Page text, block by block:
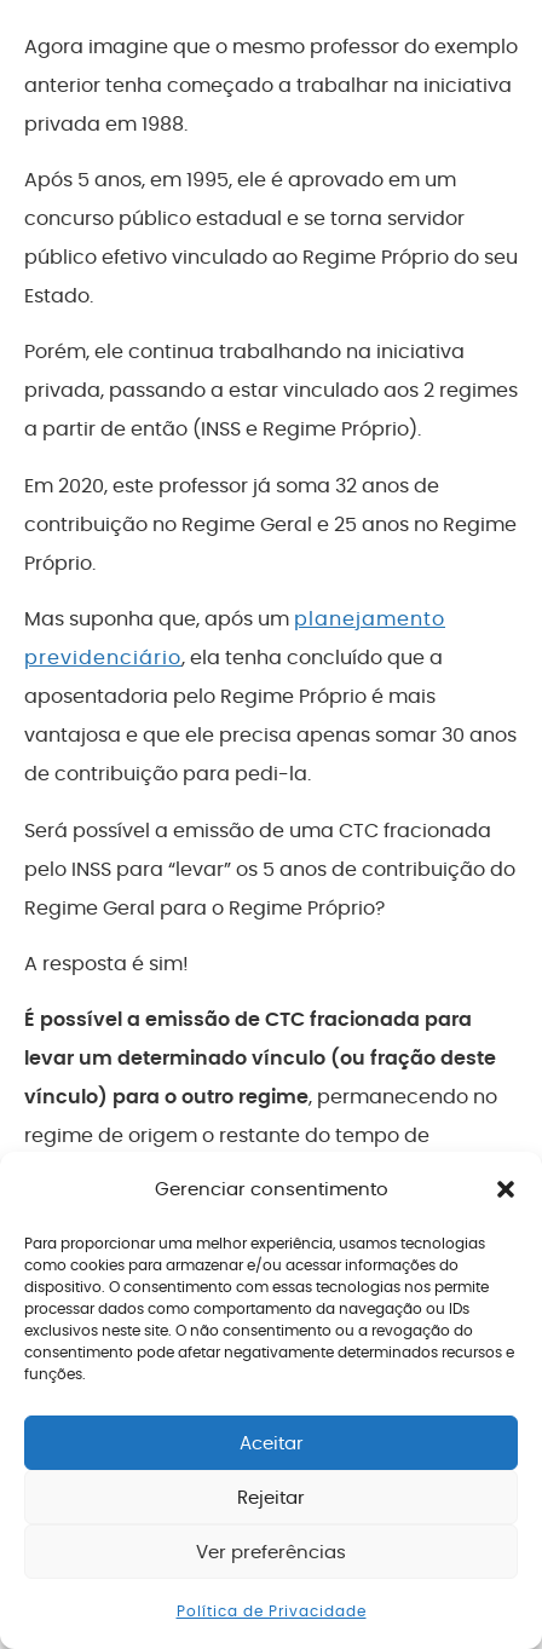
Gerenciar consentimento
Para proporcionar uma melhor experiência, usamos tecnologias
como cookies para armazenar e/ou acessar informações do
dispositivo. O consentimento com essas tecnologias nos permite
processar dados como comportamento da navegação ou IDs
exclusivos neste site. O não consentimento ou a revogação do
consentimento pode afetar negativamente determinados recursos e
funções.
Aceitar
Rejeitar
Ver preferências
Política de Privacidade
Agora imagine que o mesmo professor do exemplo
anterior tenha começado a trabalhar na iniciativa
privada em 1988.
Após 5 anos, em 1995, ele é aprovado em um
concurso público estadual e se torna servidor
público efetivo vinculado ao Regime Próprio do seu
Estado.
Porém, ele continua trabalhando na iniciativa
privada, passando a estar vinculado aos 2 regimes
a partir de então (INSS e Regime Próprio).
Em 2020, este professor já soma 32 anos de
contribuição no Regime Geral e 25 anos no Regime
Próprio.
Mas suponha que, após um planejamento
previdenciário, ela tenha concluído que a
aposentadoria pelo Regime Próprio é mais
vantajosa e que ele precisa apenas somar 30 anos
de contribuição para pedi-la.
Será possível a emissão de uma CTC fracionada
pelo INSS para “levar” os 5 anos de contribuição do
Regime Geral para o Regime Próprio?
A resposta é sim!
É possível a emissão de CTC fracionada para
levar um determinado vínculo (ou fração deste
vínculo) para o outro regime, permanecendo no
regime de origem o restante do tempo de
Assim, este professor pode “levar” 5 anos do
Regime Geral para se aposentar pelo Regime
Próprio e ainda permanecer com os demais 27
anos no Regime Geral para usar posteriormente
em uma aposentadoria pelo INSS.
Resistência de alguns
Regimes Próprios
O INSS não costuma criar nenhum obstáculo para
formular o requerimento de forma específica e